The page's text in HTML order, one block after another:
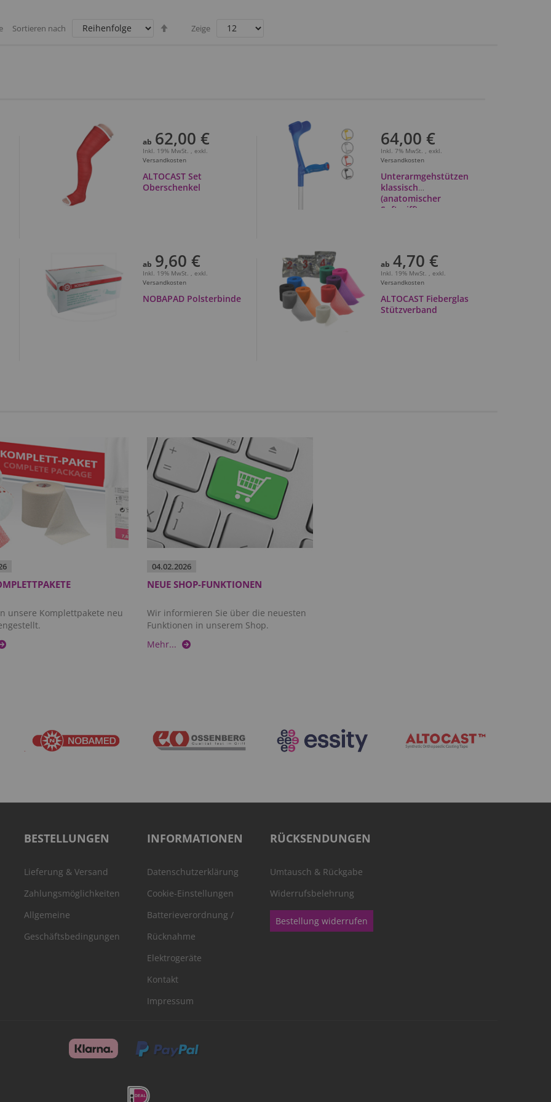
Sortieren nach
Absteigend
sortieren
Zeige
ab 62,00 €
Inkl. 19% MwSt. , exkl.
Versandkosten
ALTOCAST Set
Oberschenkel
64,00 €
Inkl. 7% MwSt. , exkl.
Versandkosten
Unterarmgehstützen
klassisch
(anatomischer
Softgriff)
ab 9,60 €
Inkl. 19% MwSt. , exkl.
Versandkosten
NOBAPAD Polsterbinde
ab 4,70 €
Inkl. 19% MwSt. , exkl.
Versandkosten
ALTOCAST Fieberglas
Stützverband
unsere Komplettpakete neu
04.02.2026
NEUE SHOP-FUNKTIONEN
Wir informieren Sie über die neuesten
Funktionen in unserem Shop.
Mehr...
BESTELLUNGEN
Lieferung & Versand
Zahlungsmöglichkeiten
Allgemeine
Geschäftsbedingungen
INFORMATIONEN
Datenschutzerklärung
Cookie-Einstellungen
Batterieverordnung /
Rücknahme
Elektrogeräte
Kontakt
Impressum
RÜCKSENDUNGEN
Umtausch & Rückgabe
Widerrufsbelehrung
Bestellung widerrufen